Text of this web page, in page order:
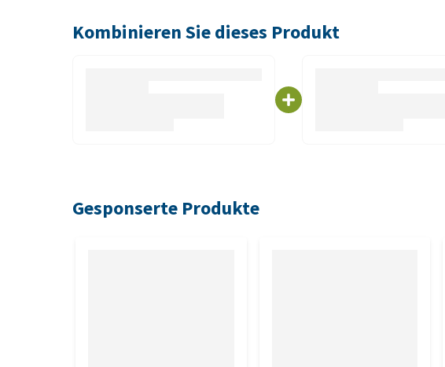
Abmessungen
Kombinieren Sie dieses Produkt
Gesponserte Produkte